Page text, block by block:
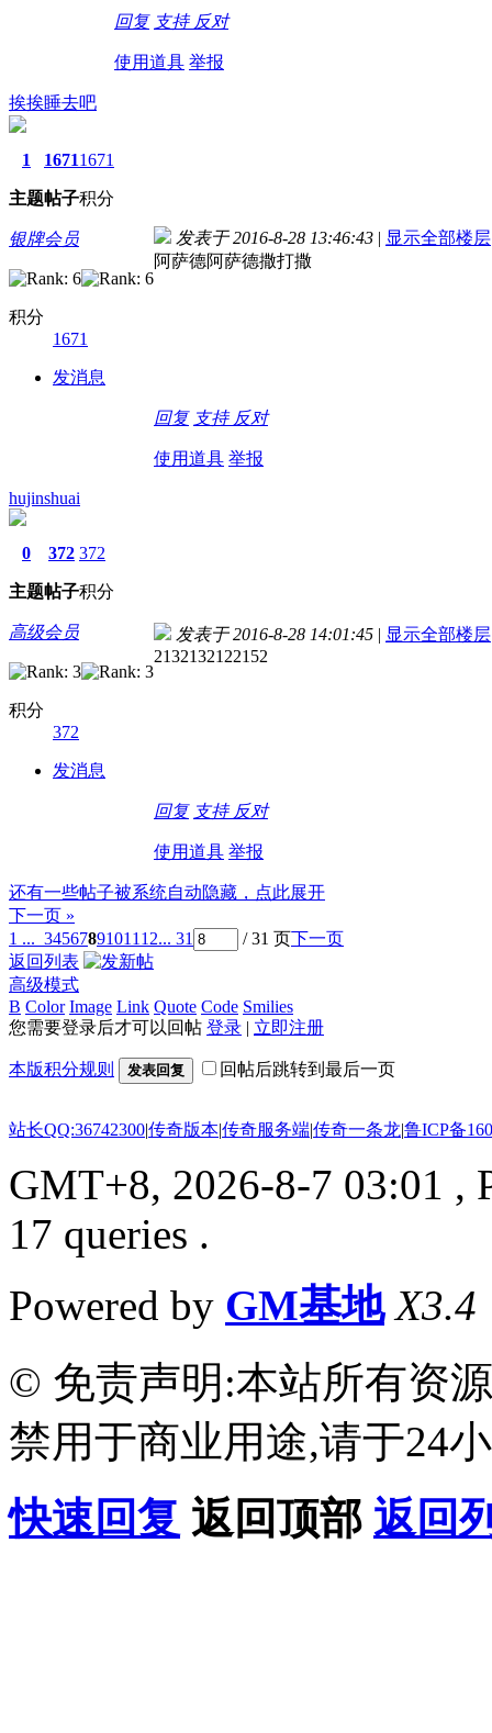
回复 支持 反对
使用道具 举报
挨挨睡去吧
1
主题
1671
帖子
1671
积分
银牌会员
积分
1671
发消息
发表于 2016-8-28 13:46:43 | 显示全部楼层
阿萨德阿萨德撒打撒
回复 支持 反对
使用道具 举报
hujinshuai
0
主题
372
帖子
372
积分
高级会员
积分
372
发消息
发表于 2016-8-28 14:01:45 | 显示全部楼层
2132132122152
回复 支持 反对
使用道具 举报
还有一些帖子被系统自动隐藏，点此展开
下一页 »
1 ... 34567891011 12... 31 / 31 页下一页
返回列表
高级模式
B Color Image Link Quote Code Smilies
您需要登录后才可以回帖 登录 | 立即注册
本版积分规则 发表回复 回帖后跳转到最后一页
站长QQ:36742300|传奇版本|传奇服务端|传奇一条龙|鲁ICP备
GMT+8, 2026-8-7 03:01 ,
17 queries .
Powered by GM基地 X3.4
© 免责声明:本站所有资
禁用于商业用途,请于24
快速回复 返回顶部 返回